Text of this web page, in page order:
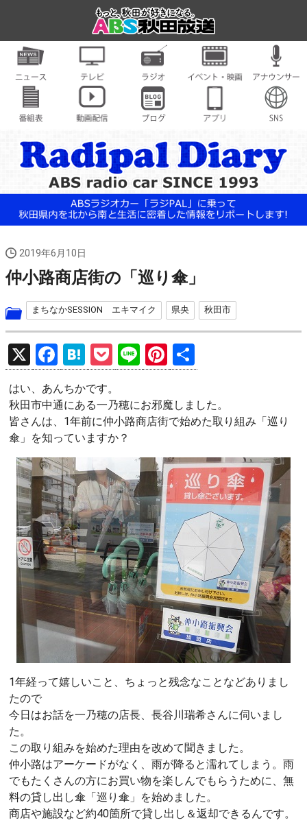
2019年6月10日
仲小路商店街の「巡り傘」
まちなかSESSION エキマイク 県央 秋田市
X
F
a
ce
b
o
o
k
H
at
e
n
a
P
o
ck
et
Li
n
e
Pi
nt
er
es
有
はい、あんちかです。
秋田市中通にある一乃穂にお邪魔しました。
皆さんは、1年前に仲小路商店街で始めた取り組み「巡り
傘」を知っていますか？
1年経って嬉しいこと、ちょっと残念なことなどありまし
たので
今日はお話を一乃穂の店長、長谷川瑞希さんに伺いまし
た。
この取り組みを始めた理由を改めて聞きました。
仲小路はアーケードがなく、雨が降ると濡れてしまう。雨
でもたくさんの方にお買い物を楽しんでもらうために、無
料の貸し出し傘「巡り傘」を始めました。
商店や施設など約40箇所で貸し出し＆返却できるんです。